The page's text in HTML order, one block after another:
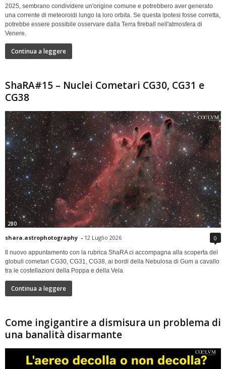
2025, sembrano condividere un'origine comune e potrebbero aver generato
una corrente di meteoroidi lungo la loro orbita. Se questa ipotesi fosse corretta,
potrebbe essere possibile osservare dalla Terra fireball nell'atmosfera di
Venere.
Continua a leggere
ShaRA#15 – Nuclei Cometari CG30, CG31 e
CG38
280
shara.astrophotography - 12 Luglio 2026 0
Il nuovo appuntamento con la rubrica ShaRA ci accompagna alla scoperta dei
globuli cometari CG30, CG31, CG38, ai bordi della Nebulosa di Gum a cavallo
tra le costellazioni della Poppa e della Vela
Continua a leggere
Come ingigantire a dismisura un problema di
una banalità disarmante